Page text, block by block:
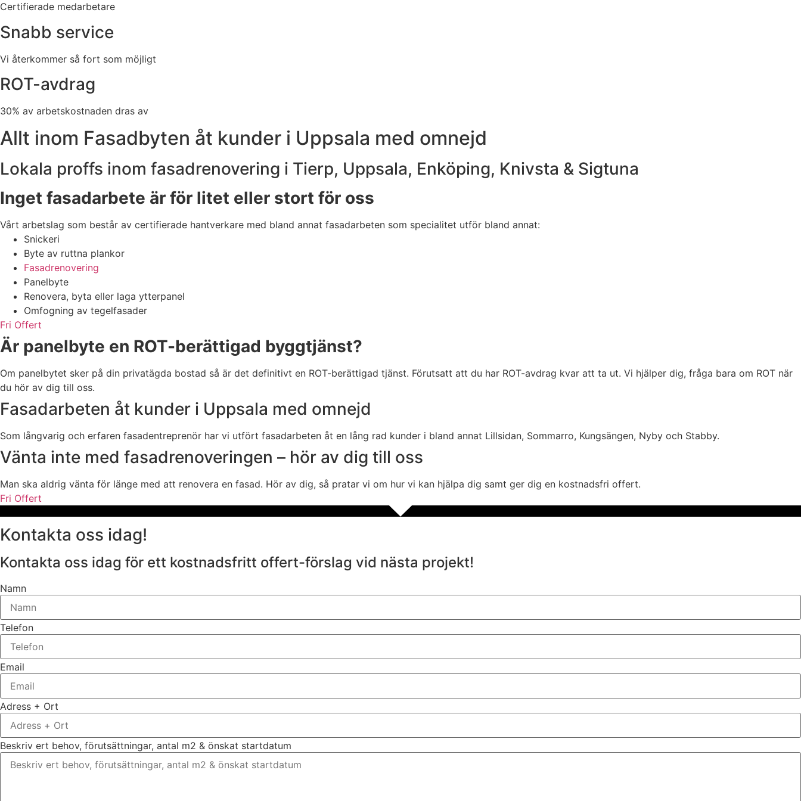
Certifierade medarbetare
Snabb service
Vi återkommer så fort som möjligt
ROT-avdrag
30% av arbetskostnaden dras av
Allt inom Fasadbyten åt kunder i Uppsala med omnejd
Lokala proffs inom fasadrenovering i Tierp, Uppsala, Enköping, Knivsta & Sigtuna
Inget fasadarbete är för litet eller stort för oss
Vårt arbetslag som består av certifierade hantverkare med bland annat fasadarbeten som specialitet utför bland annat:
Snickeri
Byte av ruttna plankor
Fasadrenovering
Panelbyte
Renovera, byta eller laga ytterpanel
Omfogning av tegelfasader
Fri Offert
Är panelbyte en ROT-berättigad byggtjänst?
Om panelbytet sker på din privatägda bostad så är det definitivt en ROT-berättigad tjänst. Förutsatt att du har ROT-avdrag kvar att ta ut. Vi hjälper dig, fråga bara om ROT när
du hör av dig till oss.
Fasadarbeten åt kunder i Uppsala med omnejd
Som långvarig och erfaren fasadentreprenör har vi utfört fasadarbeten åt en lång rad kunder i bland annat Lillsidan, Sommarro, Kungsängen, Nyby och Stabby.
Vänta inte med fasadrenoveringen – hör av dig till oss
Man ska aldrig vänta för länge med att renovera en fasad. Hör av dig, så pratar vi om hur vi kan hjälpa dig samt ger dig en kostnadsfri offert.
Fri Offert
Kontakta oss idag!
Kontakta oss idag för ett kostnadsfritt offert-förslag vid nästa projekt!
Namn
Telefon
Email
Adress + Ort
Beskriv ert behov, förutsättningar, antal m2 & önskat startdatum